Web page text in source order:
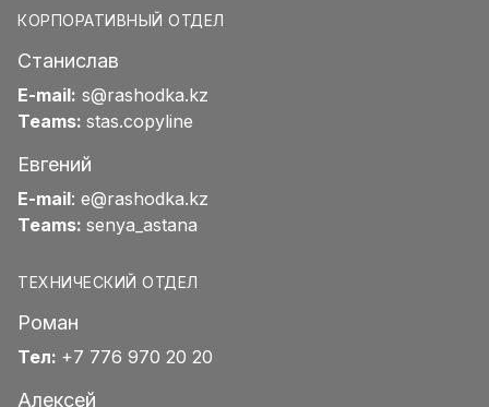
КОРПОРАТИВНЫЙ ОТДЕЛ
Станислав
E-mail: s@rashodka.kz
Teams: stas.copyline
Евгений
E-mail: e@rashodka.kz
Teams: senya_astana
ТЕХНИЧЕСКИЙ ОТДЕЛ
Роман
Тел: +7 776 970 20 20
Алексей